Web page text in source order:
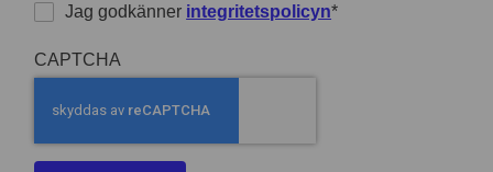
Jag godkänner integritetspolicyn*
CAPTCHA